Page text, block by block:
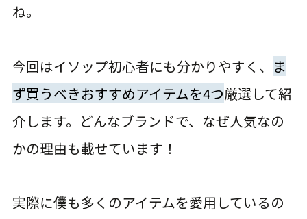
ね。
今回はイソップ初心者にも分かりやすく、 ま
ず買うべきおすすめアイテムを4つ厳選して紹
介します。どんなブランドで、なぜ人気なの
かの理由も載せています！
実際に僕も多くのアイテムを愛用しているの